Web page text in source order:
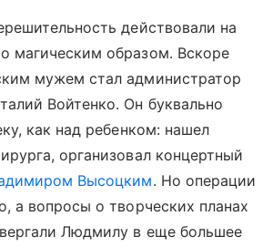
действовали на
магическим образом. Вскоре
мужем стал администратор
Войтенко. Он буквально
как над ребенком: нашел
организовал концертный
Высоцким. Но операции
а вопросы о творческих планах
Людмилу в еще большее